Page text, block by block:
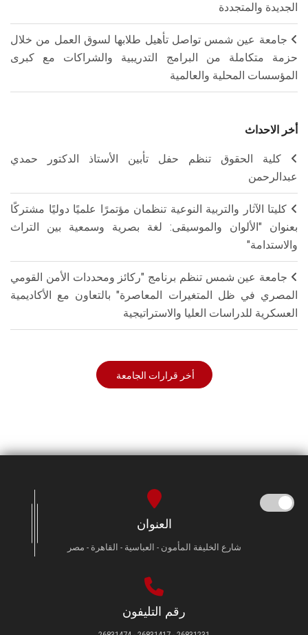
الجديدة والمتجددة
جامعة عين شمس تواصل تأهيل طلابها لسوق العمل من خلال
حزمة متكاملة من البرامج التدريبية والشراكات مع كبرى
المؤسسات المحلية والعالمية
أخر الاحداث
كلية الحقوق تنظم حفل تأبين الأستاذ الدكتور حمدي
عبدالرحمن
كليتا الآثار والتربية النوعية تنظمان مؤتمرًا علميًا دوليًا مشتركًا
بعنوان "الألوان والموسيقى: لغة بصرية وسمعية بين التراث
والاستدامة"
جامعة عين شمس تنظم برنامج "ركائز ومحددات الأمن القومي
المصري في ظل المتغيرات المعاصرة" بالتعاون مع الأكاديمية
العسكرية للدراسات العليا والاستراتيجية
أخر قرارات الجامعة
العنوان
شارع الخليفة المأمون - العباسية - القاهرة - مصر
رقم التليفون